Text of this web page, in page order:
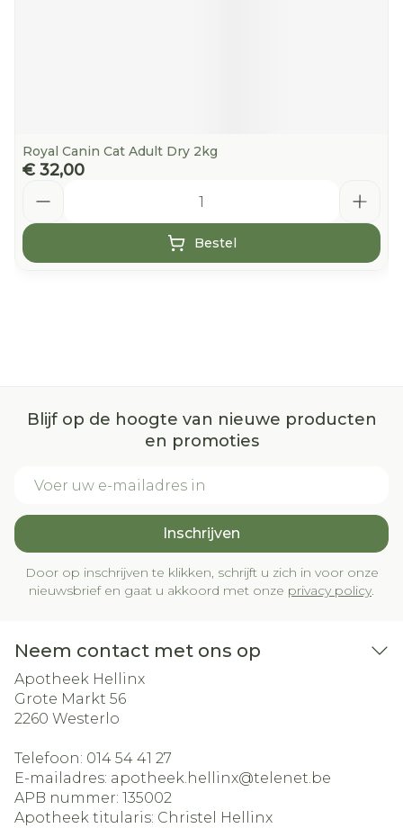
Royal Canin Cat Adult Dry 2kg
€ 32,00
Bestel
Blijf op de hoogte van nieuwe producten
en promoties
Inschrijven
Door op inschrijven te klikken, schrijft u zich in voor onze
nieuwsbrief en gaat u akkoord met onze privacy policy.
Neem contact met ons op
Apotheek Hellinx
Grote Markt 56
2260 Westerlo
Telefoon: 014 54 41 27
E-mailadres: apotheek.hellinx@telenet.be
APB nummer: 135002
Apotheek titularis: Christel Hellinx